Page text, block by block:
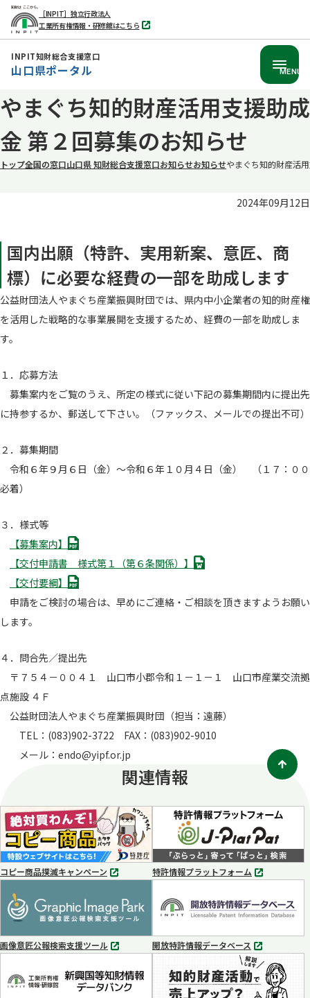
本
文
へ
［INPIT］独立行政法人
工業所有権情報・研修館はこちら
別
タ
INPIT知財総合支援窓口
山口県ポータル MENU
やまぐち知的財産活用支援助成
金 第２回募集のお知らせ
トップ全国の窓口山口県 知財総合支援窓口お知らせお知らせやまぐち知的財産活
2024年09月12日
国内出願（特許、実用新案、意匠、商
標）に必要な経費の一部を助成します
公益財団法人やまぐち産業振興財団では、県内中小企業者の知的財産権
を活用した戦略的な事業展開を支援するため、経費の一部を助成しま
す。
１．応募方法
募集案内をご覧のうえ、所定の様式に従い下記の募集期間内に提出先
に持参するか、郵送して下さい。（ファックス、メールでの提出不可）
２．募集期間
令和６年９月６日（金）～令和６年１０月４日（金） （１７：００
必着）
３．様式等
【募集案内】 P
F
【交付申請書 様式第１（第６条関係）】 D
【交付要綱】 P
申請をご検討の場合は、早めにご連絡・ご相談を頂きますようお願い
します。
４．問合先／提出先
〒７５４－００４１ 山口市小郡令和１－１－１ 山口市産業交流拠
点施設 ４Ｆ
公益財団法人やまぐち産業振興財団（担当：遠藤）
TEL：(083)902-3722 FAX：(083)902-9010
メール：endo@yipf.or.jp
関連情報
コピー商品撲滅キャンペーン
別
で
開
く
特許情報プラットフォーム
別
ブ
で
く
画像意匠公報検索支援ツール
別
ブ
で
開放特許情報データベース
別
タ
ブ
で